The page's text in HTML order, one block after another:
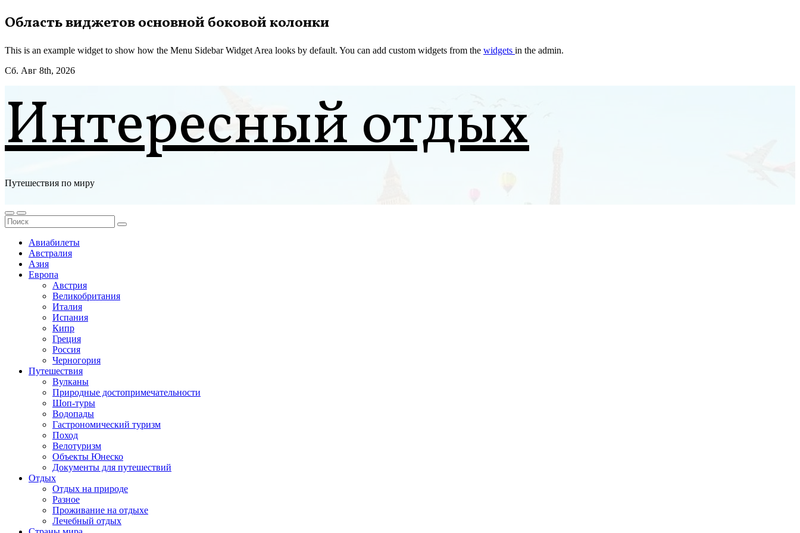
Перейти
к
Область виджетов основной боковой колонки
This is an example widget to show how the Menu Sidebar Widget Area looks by default. You can add custom widgets from the widgets in the admin.
Сб. Авг 8th, 2026
Интересный отдых
Путешествия по миру
Авиабилеты
Австралия
Азия
Европа
Австрия
Великобритания
Италия
Испания
Кипр
Греция
Россия
Черногория
Путешествия
Вулканы
Природные достопримечательности
Шоп-туры
Водопады
Гастрономический туризм
Поход
Велотуризм
Объекты Юнеско
Документы для путешествий
Отдых
Отдых на природе
Разное
Проживание на отдыхе
Лечебный отдых